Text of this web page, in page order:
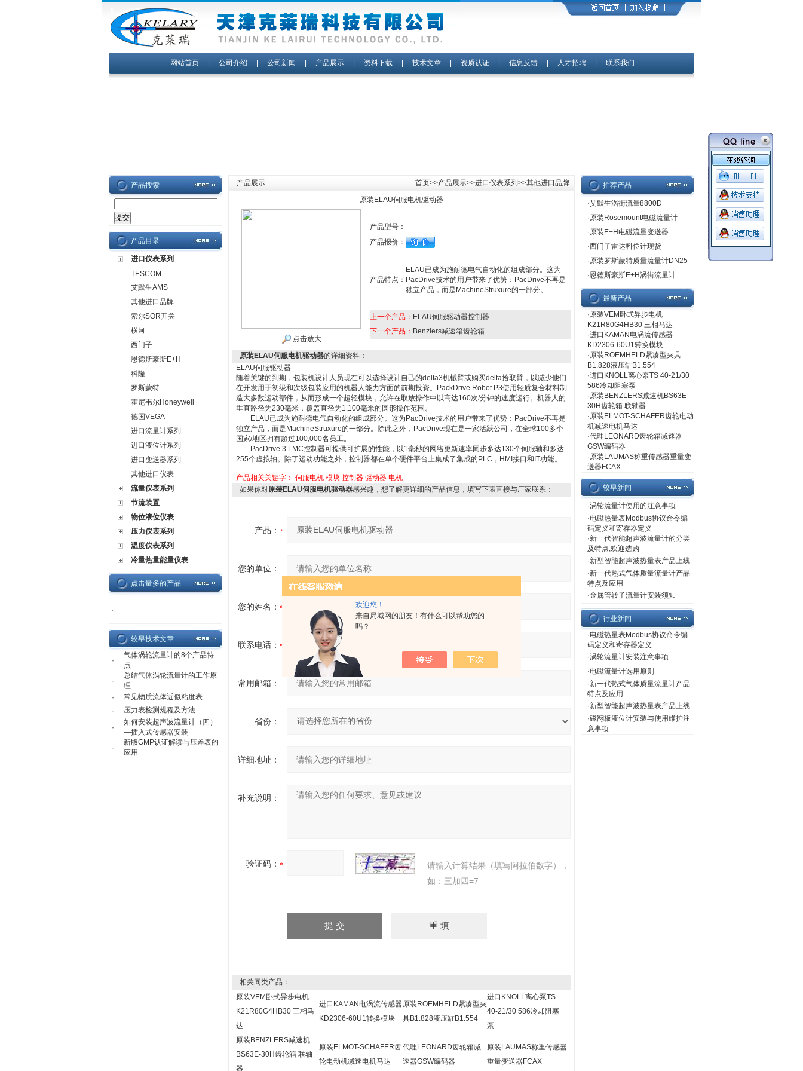
欢迎您！
来自局域网的朋友！有什么可以帮助您的
吗？
网站首页| 公司介绍 公司新闻 产品展示| 资料下载| 技术文章| 资质认证| 信息反馈| 人才招聘| 联系我们
产品搜索
产品目录
进口仪表系列
TESCOM
艾默生AMS
其他进口品牌
索尔SOR开关
横河
西门子
恩德斯豪斯E+H
科隆
罗斯蒙特
霍尼韦尔Honeywell
德国VEGA
进口流量计系列
进口液位计系列
进口变送器系列
其他进口仪表
流量仪表系列
节流装置
物位液位仪表
压力仪表系列
温度仪表系列
冷量热量能量仪表
点击量多的产品
·
较早技术文章
·
气体涡轮流量计的8个产品特
点
·
总结气体涡轮流量计的工作原
理
·
常见物质流体近似粘度表
·
压力表检测规程及方法
·
如何安装超声波流量计（四）
—插入式传感器安装
·
新版GMP认证解读与压差表的
应用
产品展示 首页>>产品展示>>进口仪表系列 >>其他进口品牌
原装ELAU伺服电机驱动器
点击放大
产品型号：
产品报价：
产品特点：
ELAU已成为施耐德电气自动化的组成部分。这为
PacDrive技术的用户带来了优势：PacDrive不再是
独立产品，而是MachineStruxure的一部分。
上一个产品： ELAU伺服驱动器控制器
下一个产品： Benzlers减速箱齿轮箱
原装ELAU伺服电机驱动器的详细资料：
ELAU伺服驱动器
随着关键的到期，包装机设计人员现在可以选择设计自己的delta3机械臂或购买delta拾取臂，以减少他们
在开发用于初级和次级包装应用的机器人能力方面的前期投资。PackDrive Robot P3使用轻质复合材料制
造大多数运动部件，从而形成一个超轻模块，允许在取放操作中以高达160次/分钟的速度运行。机器人的
垂直路径为230毫米，覆盖直径为1,100毫米的圆形操作范围。
ELAU已成为施耐德电气自动化的组成部分。这为PacDrive技术的用户带来了优势：PacDrive不再是
独立产品，而是MachineStruxure的一部分。除此之外，PacDrive现在是一家活跃公司，在全球100多个
国家/地区拥有超过100,000名员工。
PacDrive 3 LMC控制器可提供可扩展的性能，以1毫秒的网络更新速率同步多达130个伺服轴和多达
255个虚拟轴。除了运动功能之外，控制器都在单个硬件平台上集成了集成的PLC，HMI接口和IT功能。
产品相关关键字： 伺服电机 模块 控制器 驱动器 电机
如果你对原装ELAU伺服电机驱动器感兴趣，想了解更详细的产品信息，填写下表直接与厂家联系：
产品：
您的单位：
您的姓名：
联系电话：
常用邮箱：
省份：
详细地址：
补充说明：
验证码：
请输入计算结果（填写阿拉伯数字），
如：三加四=7
相关同类产品：
原装VEM卧式异步电机
K21R80G4HB30 三相马
达
进口KAMAN电涡流传感器
KD2306-60U1转换模块
原装ROEMHELD紧凑型夹
具B1.828液压缸B1.554
进口KNOLL离心泵TS
40-21/30 586冷却阻塞
泵
原装BENZLERS减速机
BS63E-30H齿轮箱 联轴
器
原装ELMOT-SCHAFER齿
轮电动机减速电机马达
代理LEONARD齿轮箱减
速器GSW编码器
原装LAUMAS称重传感器
重量变送器FCAX
推荐产品
·艾默生涡街流量8800D
·原装Rosemount电磁流量计
·原装E+H电磁流量变送器
·西门子雷达料位计现货
·原装罗斯蒙特质量流量计DN25
·恩德斯豪斯E+H涡街流量计
最新产品
·原装VEM卧式异步电机
K21R80G4HB30 三相马达
·进口KAMAN电涡流传感器
KD2306-60U1转换模块
·原装ROEMHELD紧凑型夹具
B1.828液压缸B1.554
·进口KNOLL离心泵TS 40-21/30
586冷却阻塞泵
·原装BENZLERS减速机BS63E-
30H齿轮箱 联轴器
·原装ELMOT-SCHAFER齿轮电动
机减速电机马达
·代理LEONARD齿轮箱减速器
GSW编码器
·原装LAUMAS称重传感器重量变
送器FCAX
较早新闻
·涡轮流量计使用的注意事项
·电磁热量表Modbus协议命令编
码定义和寄存器定义
·新一代智能超声波流量计的分类
及特点,欢迎选购
·新型智能超声波热量表产品上线
·新一代热式气体质量流量计产品
特点及应用
·金属管转子流量计安装须知
行业新闻
·电磁热量表Modbus协议命令编
码定义和寄存器定义
·涡轮流量计安装注意事项
·电磁流量计选用原则
·新一代热式气体质量流量计产品
特点及应用
·新型智能超声波热量表产品上线
·磁翻板液位计安装与使用维护注
意事项